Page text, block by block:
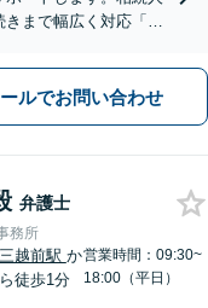
まで幅広く対応「事
ルでお問い合わせ
弁護士
務所
三越前駅 か
ら徒歩1分
営業時間：09:30~
18:00（平日）